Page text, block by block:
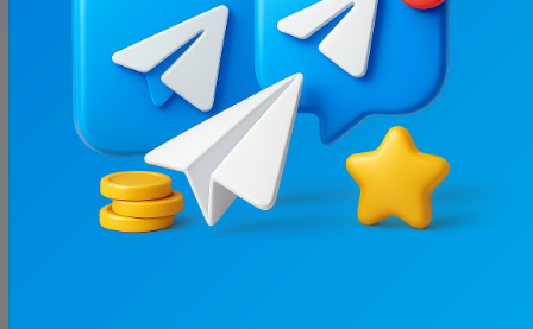
7.7
51.9K/
11.1K
Твій Харків
Новини/ЗМІ, Регіональні
Ціна реклами
1 110 ₴